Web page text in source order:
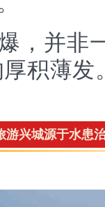
，并非
积薄发
游兴城源于水患